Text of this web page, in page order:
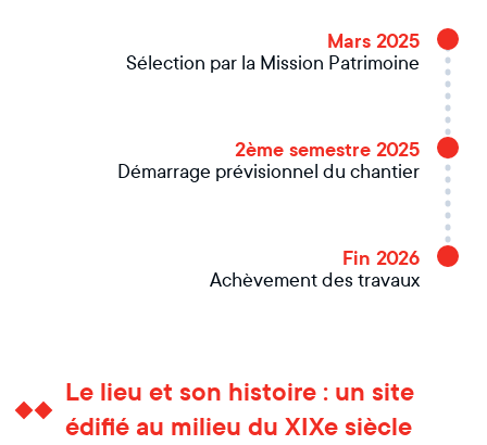
Mars 2025
Sélection par la Mission Patrimoine
2ème semestre 2025
Démarrage prévisionnel du chantier
Fin 2026
Achèvement des travaux
Le lieu et son histoire : un site
édifié au milieu du XIXe siècle